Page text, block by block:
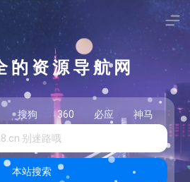
的资源导航网
搜狗 360 必应 神马 头
本站搜索